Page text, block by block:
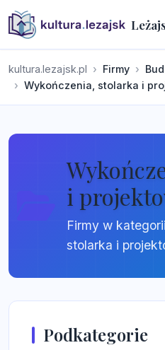
kultura.lezajsk.pl Firmy
Wykończenia, stolarka i
i
Firmy w
stolarka i
Podkategorie